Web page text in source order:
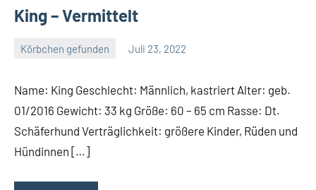
King – Vermittelt
Körbchen gefunden Juli 23, 2022
Name: King Geschlecht: Männlich, kastriert Alter: geb.
01/2016 Gewicht: 33 kg Größe: 60 – 65 cm Rasse: Dt.
Schäferhund Verträglichkeit: größere Kinder, Rüden und
Hündinnen […]